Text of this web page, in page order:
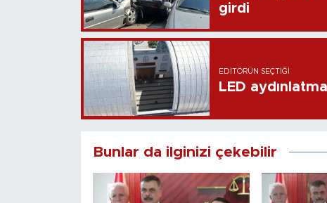
girdi
EDITÖRÜN SEÇTIĞI
LED
Bunlar da ilginizi çekebilir